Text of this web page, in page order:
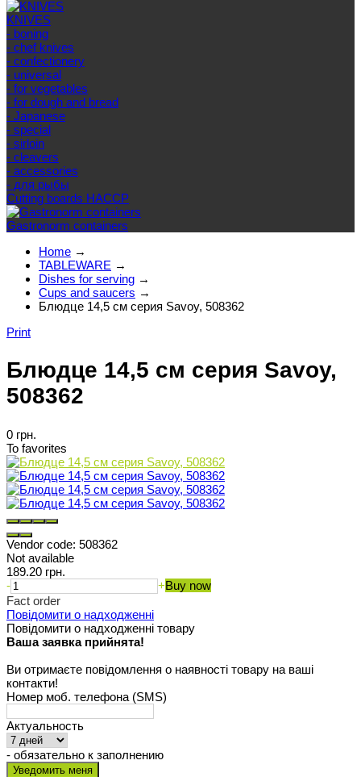
KNIVES
- boning
- chef knives
- confectionery
- universal
- for vegetables
- for dough and bread
- Japanese
- special
- sirloin
- cleavers
- accessories
- для рыбы
Cutting boards HACCP
Gastronorm containers
Home →
TABLEWARE →
Dishes for serving →
Cups and saucers →
Блюдце 14,5 см серия Savoy, 508362
Print
Блюдце 14,5 см серия Savoy,
508362
0 грн.
To favorites
Vendor code: 508362
Not available
189.20 грн.
-
+Buy now
Fact order
Повідомити о надходженні
Повідомити о надходженні товару
Ваша заявка прийнята!
Ви отримаєте повідомлення о наявності товару на ваші
контакти!
Номер моб. телефона (SMS)
Актуальность
- обязательно к заполнению